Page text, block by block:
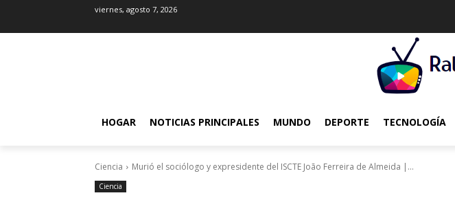
viernes, agosto 7, 2026
HOGAR NOTICIAS PRINCIPALES MUNDO DEPORTE TECNOLOGÍA
Ciencia Murió el sociólogo y expresidente del ISCTE João Ferreira de Almeida |...
Ciencia